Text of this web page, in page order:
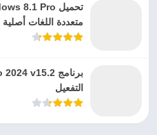
متعددة اللغات أصلية
التفعيل